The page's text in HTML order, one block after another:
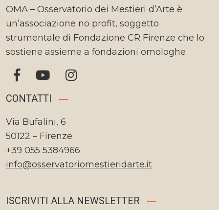
OMA – Osservatorio dei Mestieri d’Arte è
un’associazione no profit, soggetto
strumentale di Fondazione CR Firenze che lo
sostiene assieme a fondazioni omologhe
CONTATTI
Via Bufalini, 6
50122 – Firenze
+39 055 5384966
info@osservatoriomestieridarte.it
ISCRIVITI ALLA NEWSLETTER